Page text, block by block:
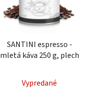
SANTINI espresso -
mletá káva 250 g, plech
Vypredané